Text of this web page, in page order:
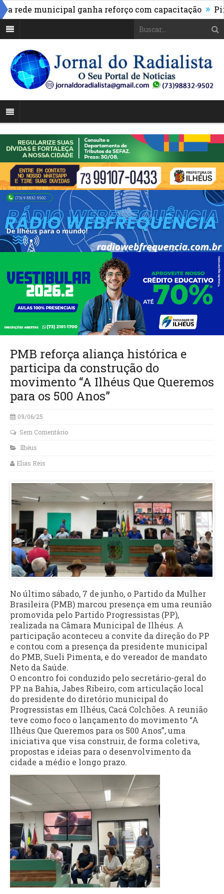
municipal ganha reforço com capacitação » Pix
PMB reforça aliança histórica e
participa da construção do
movimento “A Ilhéus Que Queremos
para os 500 Anos”
09/06/25
Sem Comentário
Ilhéus
Elias Reis
No último sábado, 7 de junho, o Partido da Mulher
Brasileira (PMB) marcou presença em uma reunião
promovida pelo Partido Progressistas (PP),
realizada na Câmara Municipal de Ilhéus. A
participação aconteceu a convite da direção do PP
e contou com a presença da presidente municipal
do PMB, Sueli Pimenta, e do vereador de mandato
Neto da Saúde.
O encontro foi conduzido pelo secretário-geral do
PP na Bahia, Jabes Ribeiro, com articulação local
do presidente do diretório municipal do
Progressistas em Ilhéus, Cacá Colchões. A reunião
teve como foco o lançamento do movimento “A
Ilhéus Que Queremos para os 500 Anos”, uma
iniciativa que visa construir, de forma coletiva,
propostas e ideias para o desenvolvimento da
cidade a médio e longo prazo.